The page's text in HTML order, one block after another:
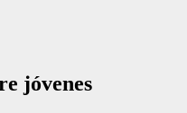
jóvenes